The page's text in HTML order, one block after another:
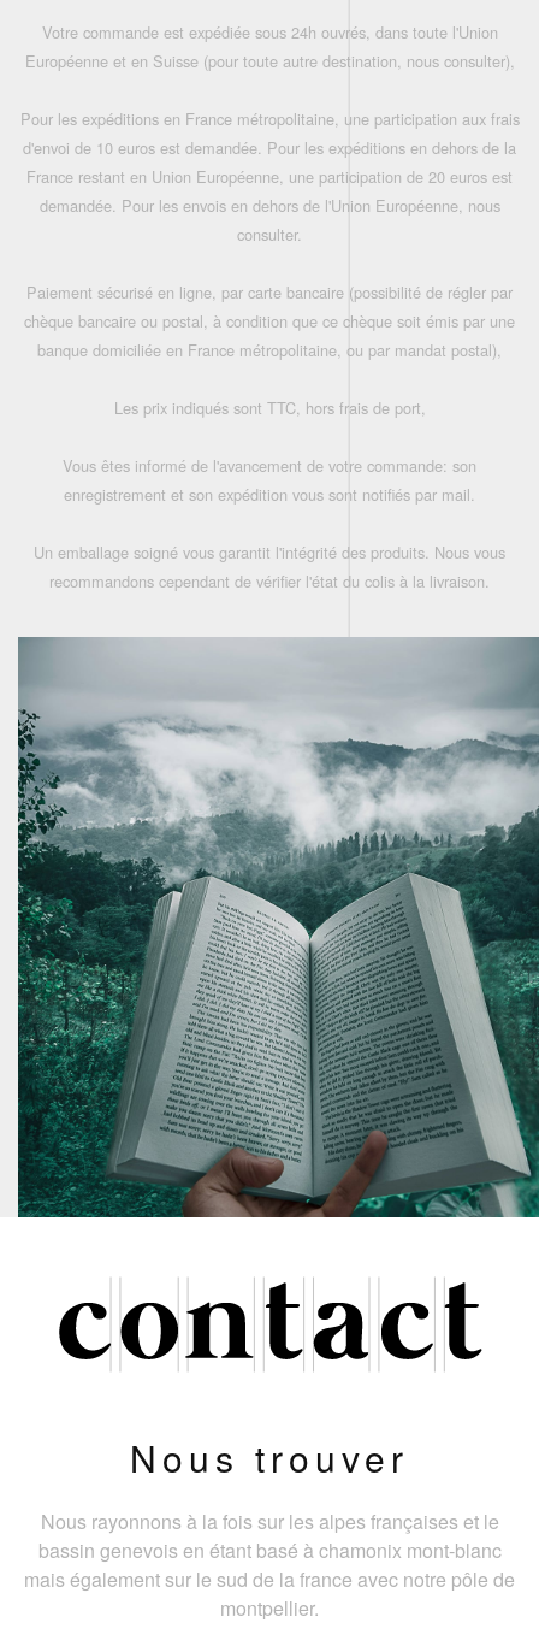
Votre commande est expédiée sous 24h ouvrés, dans toute l'Union
Européenne et en Suisse (pour toute autre destination, nous consulter),
Pour les expéditions en France métropolitaine, une participation aux frais
d'envoi de 10 euros est demandée. Pour les expéditions en dehors de la
France restant en Union Européenne, une participation de 20 euros est
demandée. Pour les envois en dehors de l'Union Européenne, nous
consulter.
Paiement sécurisé en ligne, par carte bancaire (possibilité de régler par
chèque bancaire ou postal, à condition que ce chèque soit émis par une
banque domiciliée en France métropolitaine, ou par mandat postal),
Les prix indiqués sont TTC, hors frais de port,
Vous êtes informé de l'avancement de votre commande: son
enregistrement et son expédition vous sont notifiés par mail.
Un emballage soigné vous garantit l'intégrité des produits. Nous vous
recommandons cependant de vérifier l'état du colis à la livraison.
Nous trouver
Nous rayonnons à la fois sur les alpes françaises et le
bassin genevois en étant basé à chamonix mont-blanc
mais également sur le sud de la france avec notre pôle de
montpellier.